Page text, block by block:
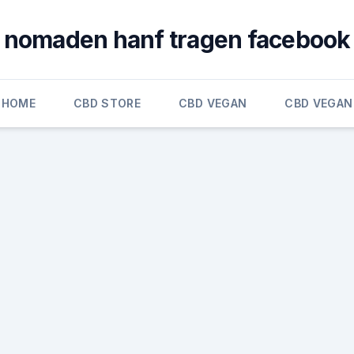
nomaden hanf tragen facebook
HOME CBD STORE CBD VEGAN CBD VEGAN